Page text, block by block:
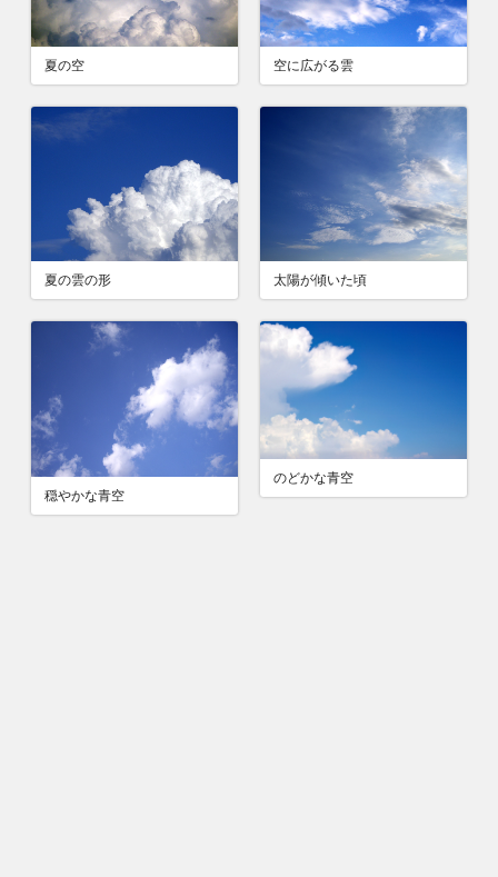
夏の空 空に広がる雲
夏の雲の形 太陽が傾いた頃
穏やかな青空
のどかな青空